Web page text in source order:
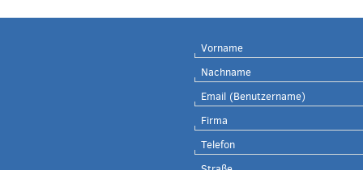
Vorname
Nachname
Email (Benutzername)
Firma
Telefon